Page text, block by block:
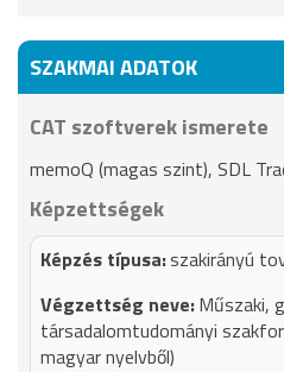
SZAKMAI ADATOK
CAT szoftverek ismerete
memoQ (magas szint), SDL
Képzettségek
szakirányú
Műszaki,
társadalomtudományi
magyar nyelvből)